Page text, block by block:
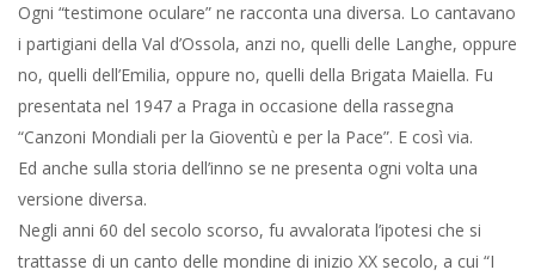
Ogni “testimone oculare” ne racconta una diversa. Lo cantavano
i partigiani della Val d’Ossola, anzi no, quelli delle Langhe, oppure
no, quelli dell’Emilia, oppure no, quelli della Brigata Maiella. Fu
presentata nel 1947 a Praga in occasione della rassegna
“Canzoni Mondiali per la Gioventù e per la Pace”. E così via.
Ed anche sulla storia dell’inno se ne presenta ogni volta una
versione diversa.
Negli anni 60 del secolo scorso, fu avvalorata l’ipotesi che si
trattasse di un canto delle mondine di inizio XX secolo, a cui “I